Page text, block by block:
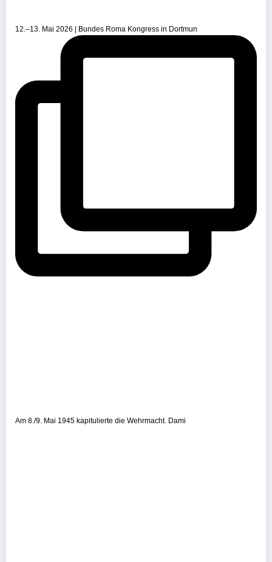
12.–13. Mai 2026 | Bundes Roma Kongress in Dortmun
Am 8./9. Mai 1945 kapitulierte die Wehrmacht. Dami